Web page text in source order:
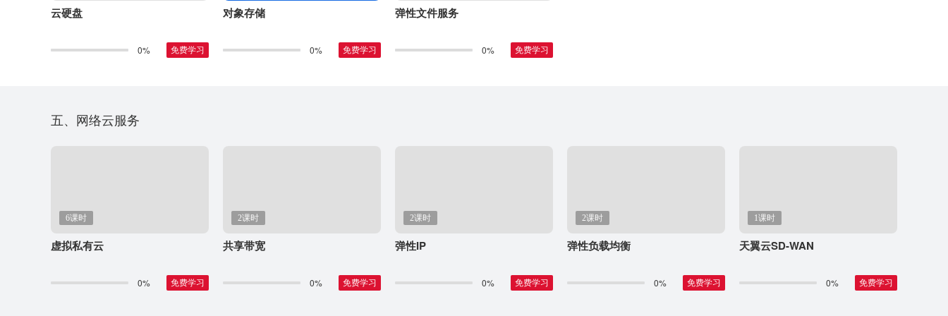
云硬盘
0% 免费学习
对象存储
0% 免费学习
弹性文件服务
0% 免费学习
五、网络云服务
6课时
虚拟私有云
0% 免费学习
2课时
共享带宽
0% 免费学习
2课时
弹性IP
0% 免费学习
2课时
弹性负载均衡
0% 免费学习
1课时
天翼云SD-WAN
0% 免费学习